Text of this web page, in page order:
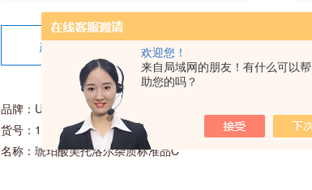
欢迎您！
来自局域网的朋友！有什么可以帮
助您的吗？
产品详情 在线留言
品牌：USP
货号：1441254
名称：琥珀酸美托洛尔杂质标准品C